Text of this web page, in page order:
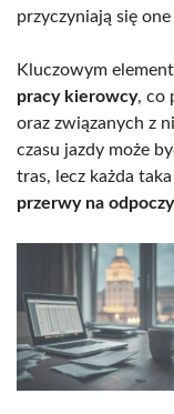
przyczyniają się
Kluczowym
pracy kierowcy, co
oraz związanych z
czasu jazdy może
tras, lecz każda
przerwy na